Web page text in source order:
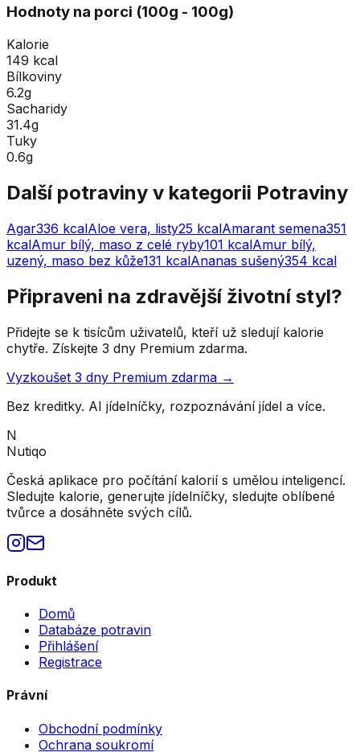
Hodnoty na porci (100g - 100g)
Kalorie
149 kcal
Bílkoviny
6.2g
Sacharidy
31.4g
Tuky
0.6g
Další potraviny v kategorii Potraviny
Agar336 kcalAloe vera, listy25 kcalAmarant semena351
kcalAmur bílý, maso z celé ryby101 kcalAmur bílý,
uzený, maso bez kůže131 kcalAnanas sušený354 kcal
Připraveni na zdravější životní styl?
Přidejte se k tisícům uživatelů, kteří už sledují kalorie
chytře. Získejte 3 dny Premium zdarma.
Vyzkoušet 3 dny Premium zdarma →
Bez kreditky. AI jídelníčky, rozpoznávání jídel a více.
N
Nutiqo
Česká aplikace pro počítání kalorií s umělou inteligencí.
Sledujte kalorie, generujte jídelníčky, sledujte oblíbené
tvůrce a dosáhněte svých cílů.
Produkt
Domů
Databáze potravin
Přihlášení
Registrace
Právní
Obchodní podmínky
Ochrana soukromí